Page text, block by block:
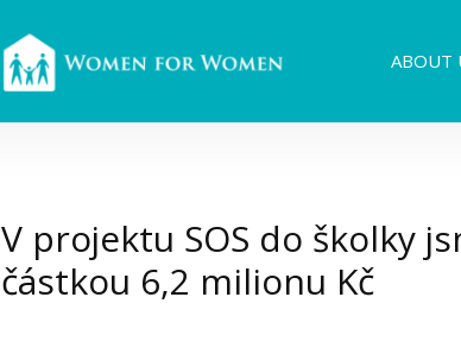
ABOUT
V projektu SOS do školky
částkou 6,2 milionu Kč